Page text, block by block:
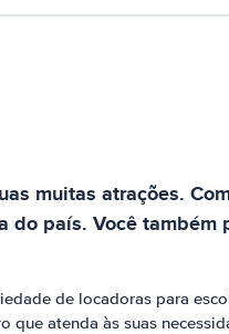
muitas atrações.
país. Você
de locadoras para
atenda às suas